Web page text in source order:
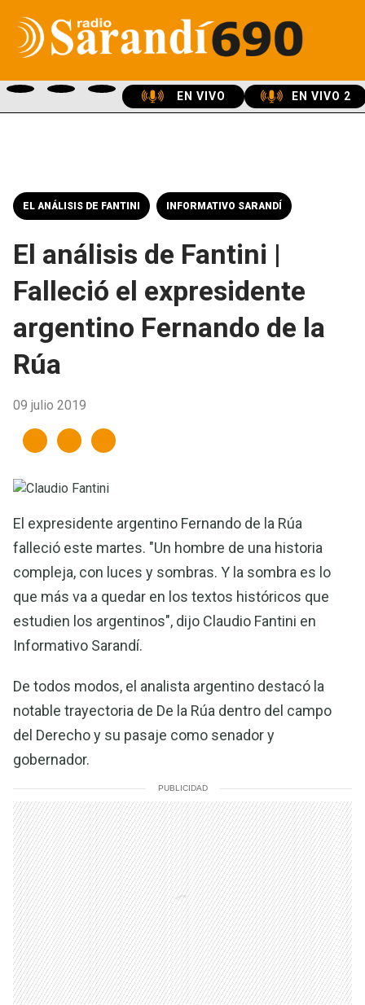
EN VIVO EN VIVO 2
EL ANÁLISIS DE FANTINI INFORMATIVO SARANDÍ
El análisis de Fantini |
Falleció el expresidente
argentino Fernando de la
Rúa
09 julio 2019
El expresidente argentino Fernando de la Rúa
falleció este martes. "Un hombre de una historia
compleja, con luces y sombras. Y la sombra es lo
que más va a quedar en los textos históricos que
estudien los argentinos", dijo Claudio Fantini en
Informativo Sarandí.
De todos modos, el analista argentino destacó la
notable trayectoria de De la Rúa dentro del campo
del Derecho y su pasaje como senador y
gobernador.
PUBLICIDAD